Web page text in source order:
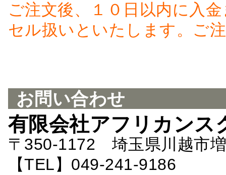
ご注文後、１０日以内に入
セル扱いといたします。ご
お問い合わせ
有限会社アフリカンス
〒350-1172 埼玉県川越市
【TEL】049-241-